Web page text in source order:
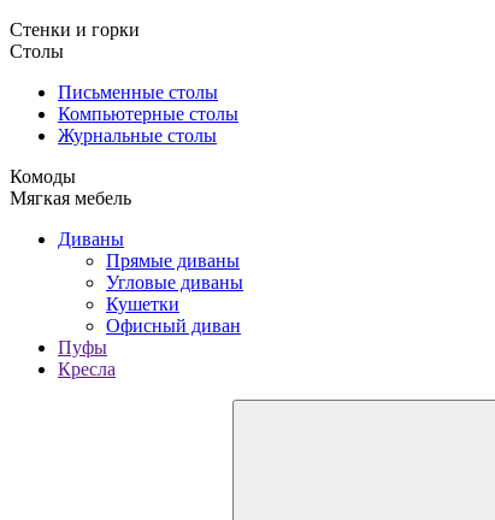
Стенки и горки
Столы
Письменные столы
Компьютерные столы
Журнальные столы
Комоды
Мягкая мебель
Диваны
Прямые диваны
Угловые диваны
Кушетки
Офисный диван
Пуфы
Кресла